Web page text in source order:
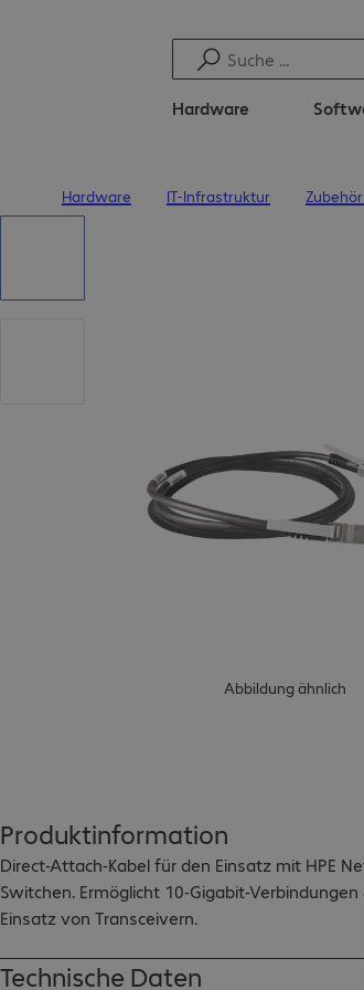
Hardware
Hardware IT-Infrastruktur
Abbildung ähnlich
Produktinformation
Direct-Attach-Kabel für den Einsatz mit HPE
Switchen. Ermöglicht 10-Gigabit-Verbindungen
Einsatz von Transceivern.
Technische Daten